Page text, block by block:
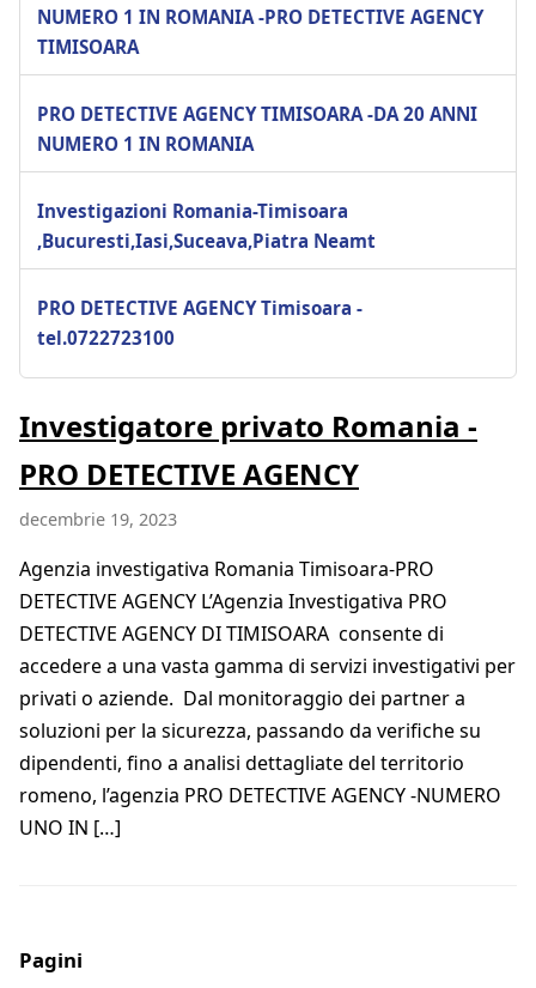
NUMERO 1 IN ROMANIA -PRO DETECTIVE AGENCY
TIMISOARA
PRO DETECTIVE AGENCY TIMISOARA -DA 20 ANNI
NUMERO 1 IN ROMANIA
Investigazioni Romania-Timisoara
,Bucuresti,Iasi,Suceava,Piatra Neamt
PRO DETECTIVE AGENCY Timisoara -
tel.0722723100
Investigatore privato Romania -
PRO DETECTIVE AGENCY
decembrie 19, 2023
Agenzia investigativa Romania Timisoara-PRO
DETECTIVE AGENCY L’Agenzia Investigativa PRO
DETECTIVE AGENCY DI TIMISOARA consente di
accedere a una vasta gamma di servizi investigativi per
privati o aziende. Dal monitoraggio dei partner a
soluzioni per la sicurezza, passando da verifiche su
dipendenti, fino a analisi dettagliate del territorio
romeno, l’agenzia PRO DETECTIVE AGENCY -NUMERO
UNO IN […]
Pagini